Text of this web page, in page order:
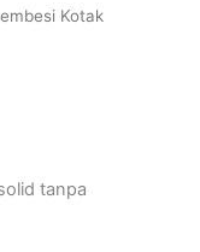
Kotak
tanpa